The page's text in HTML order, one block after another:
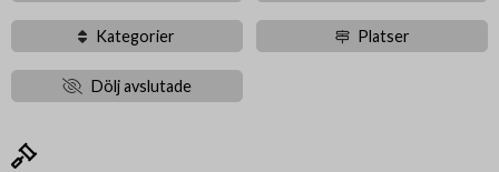
Kategorier Platser
Dölj avslutade